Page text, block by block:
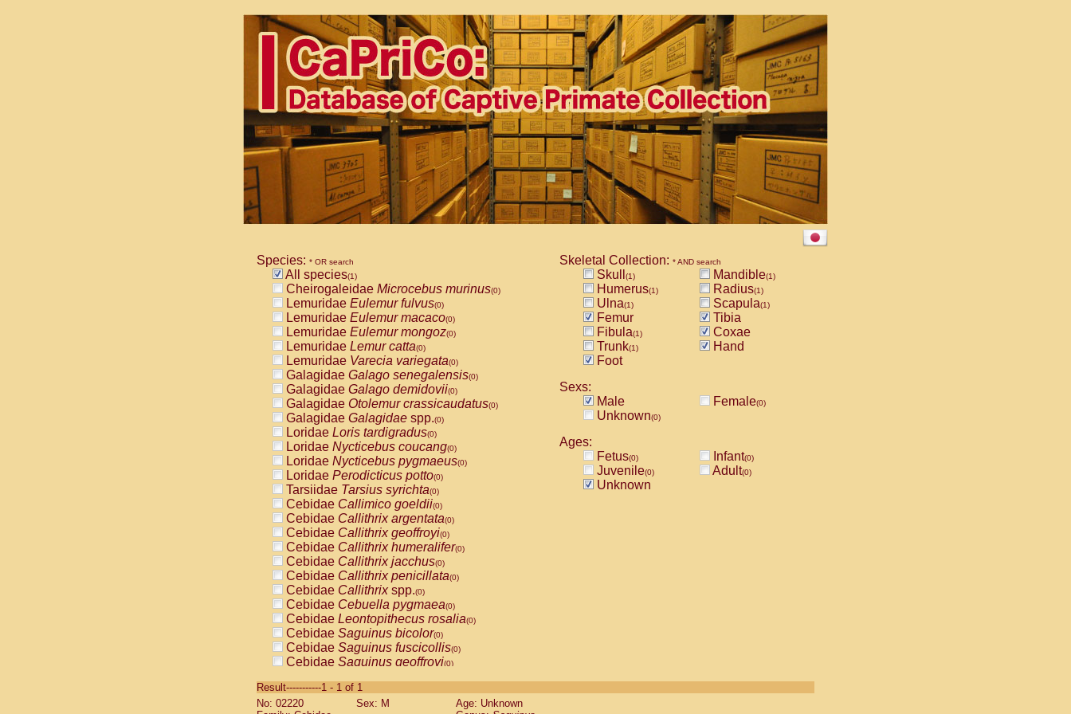
Species: * OR search
All species(1)
Cheirogaleidae Microcebus murinus(0)
Lemuridae Eulemur fulvus(0)
Lemuridae Eulemur macaco(0)
Lemuridae Eulemur mongoz(0)
Lemuridae Lemur catta(0)
Lemuridae Varecia variegata(0)
Galagidae Galago senegalensis(0)
Galagidae Galago demidovii(0)
Galagidae Otolemur crassicaudatus(0)
Galagidae Galagidae spp.(0)
Loridae Loris tardigradus(0)
Loridae Nycticebus coucang(0)
Loridae Nycticebus pygmaeus(0)
Loridae Perodicticus potto(0)
Tarsiidae Tarsius syrichta(0)
Cebidae Callimico goeldii(0)
Cebidae Callithrix argentata(0)
Cebidae Callithrix geoffroyi(0)
Cebidae Callithrix humeralifer(0)
Cebidae Callithrix jacchus(0)
Cebidae Callithrix penicillata(0)
Cebidae Callithrixspp.(0)
Cebidae Cebuella pygmaea(0)
Cebidae Leontopithecus rosalia(0)
Cebidae Saguinus bicolor(0)
Cebidae Saguinus fuscicollis(0)
Cebidae Saguinus geoffroyi(0)
CebidaeSaguinus labiatus(0)
Cebidae Saguinus leucopus (0)
Skeletal Collection: * AND search
Skull (1) Mandible(1)
Humerus(1) Radius(1)
Ulna(1) Scapula(1)
Femur
Tibia
Fibula(1)
Coxae
Trunk(1)
Hand
Foot
Sexs:
Male
Female(0)
Unknown(0)
Ages:
Fetus(0) Infant(0)
Juvenile(0) Adult(0)
Unknown
Result-----------1 - 1 of 1
No: 02220
Sex: M
Age: Unknown